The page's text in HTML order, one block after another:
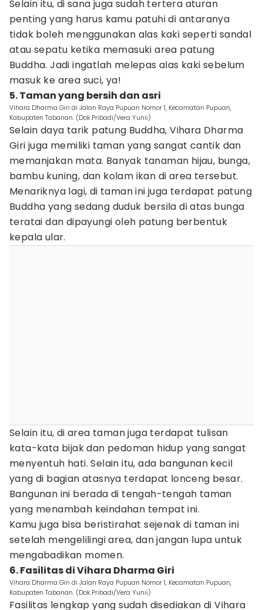
Selain itu, di sana juga sudah tertera aturan
penting yang harus kamu patuhi di antaranya
tidak boleh menggunakan alas kaki seperti sandal
atau sepatu ketika memasuki area patung
Buddha. Jadi ingatlah melepas alas kaki sebelum
masuk ke area suci, ya!
5. Taman yang bersih dan asri
Vihara Dharma Giri di Jalan Raya Pupuan Nomor 1, Kecamatan Pupuan,
Kabupaten Tabanan. (Dok.Pribadi/Vera Yunii)
Selain daya tarik patung Buddha, Vihara Dharma
Giri juga memiliki taman yang sangat cantik dan
memanjakan mata. Banyak tanaman hijau, bunga,
bambu kuning, dan kolam ikan di area tersebut.
Menariknya lagi, di taman ini juga terdapat patung
Buddha yang sedang duduk bersila di atas bunga
teratai dan dipayungi oleh patung berbentuk
kepala ular.
Selain itu, di area taman juga terdapat tulisan
kata-kata bijak dan pedoman hidup yang sangat
menyentuh hati. Selain itu, ada bangunan kecil
yang di bagian atasnya terdapat lonceng besar.
Bangunan ini berada di tengah-tengah taman
yang menambah keindahan tempat ini.
Kamu juga bisa beristirahat sejenak di taman ini
setelah mengelilingi area, dan jangan lupa untuk
mengabadikan momen.
6. Fasilitas di Vihara Dharma Giri
Vihara Dharma Giri di Jalan Raya Pupuan Nomor 1, Kecamatan Pupuan,
Kabupaten Tabanan. (Dok.Pribadi/Vera Yunii)
Fasilitas lengkap yang sudah disediakan di Vihara